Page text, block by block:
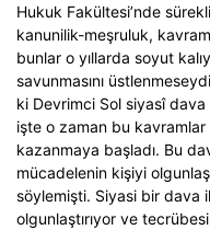
Hukuk Fakültesi’nde
kanunilik-meşruluk,
bunlar o yıllarda soyut
savunmasını
ki Devrimci Sol siyasî dava
işte o zaman bu
kazanmaya başladı. Bu
mücadelenin kişiyi
söylemişti. Siyasi bir dava
olgunlaştırıyor ve